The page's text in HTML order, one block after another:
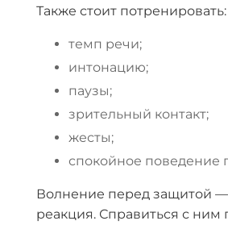
Также стоит потренировать:
темп речи;
интонацию;
паузы;
зрительный контакт;
жесты;
спокойное поведение
Волнение перед защитой
реакция. Справиться с ним